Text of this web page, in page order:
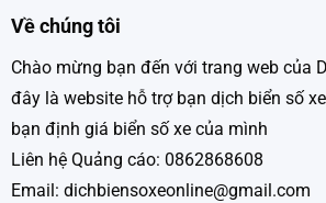
Về chúng tôi
Chào mừng bạn đến với trang web của
đây là website hỗ trợ bạn dịch biển số
bạn định giá biển số xe của mình
Liên hệ Quảng cáo: 0862868608
Email: dichbiensoxeonline@gmail.com